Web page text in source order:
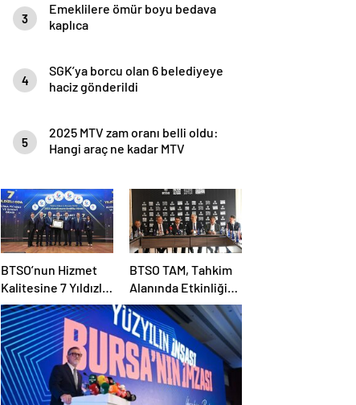
3
Emeklilere ömür boyu bedava
kaplıca
4
SGK’ya borcu olan 6 belediyeye
haciz gönderildi
5
2025 MTV zam oranı belli oldu:
Hangi araç ne kadar MTV
BTSO’nun Hizmet
Kalitesine 7 Yıldızlı
Tescil
BTSO TAM, Tahkim
Alanında Etkinliğini
Artırıyor